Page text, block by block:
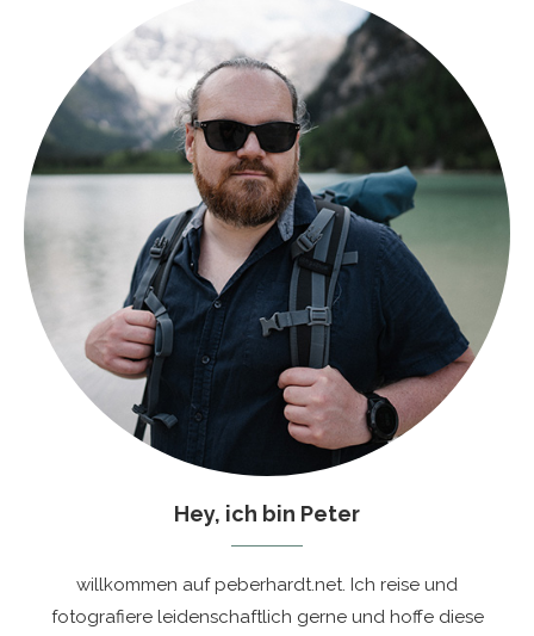
Hey, ich bin Peter
willkommen auf peberhardt.net. Ich reise und
fotografiere leidenschaftlich gerne und hoffe diese